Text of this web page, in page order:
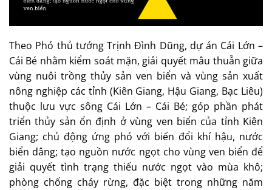
Theo Phó thủ tướng Trịnh Đình Dũng, dự án Cái Lớn –
Cái Bé nhằm kiểm soát mặn, giải quyết mâu thuẫn giữa
vùng nuôi trồng thủy sản ven biển và vùng sản xuất
nông nghiệp các tỉnh (Kiên Giang, Hậu Giang, Bạc Liêu)
thuộc lưu vực sông Cái Lớn – Cái Bé; góp phần phát
triển thủy sản ổn định ở vùng ven biển của tỉnh Kiên
Giang; chủ động ứng phó với biến đổi khí hậu, nước
biển dâng; tạo nguồn nước ngọt cho vùng ven biển để
giải quyết tình trạng thiếu nước ngọt vào mùa khô;
phòng chống cháy rừng, đặc biệt trong những năm